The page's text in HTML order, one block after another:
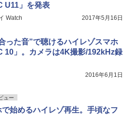
U11」を発表
Watch 2017年5月16日
った音”で聴けるハイレゾスマホ
10」。カメラは4K撮影/192kHz録
2016年6月1日
ュー
で始めるハイレゾ再生。手頃なフ